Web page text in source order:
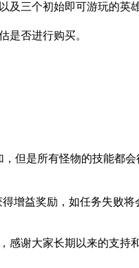
三个初始即可游玩的
是否进行购买。
是所有怪物的技能都
增益奖励，如任务失败
感谢大家长期以来的支持